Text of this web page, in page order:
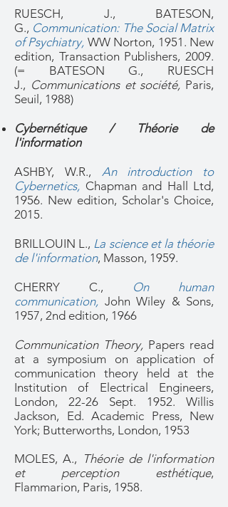
RUESCH, J., BATESON,
G., Communication: The Social Matrix
of Psychiatry, WW Norton, 1951. New
edition, Transaction Publishers, 2009.
(= BATESON G., RUESCH
J., Communications et société, Paris,
Seuil, 1988)
Cybernétique / Théorie de
l'information
ASHBY, W.R.,
An introduction to
Cybernetics, Chapman and Hall Ltd,
1956. New edition, Scholar's Choice,
2015.
BRILLOUIN L., La science et la théorie
de l'information, Masson, 1959.
CHERRY C., On human
communication, John Wiley & Sons,
1957, 2nd edition, 1966
Communication Theory, Papers read
at a symposium on application of
communication theory held at the
Institution of Electrical Engineers,
London, 22-26 Sept. 1952. Willis
Jackson, Ed. Academic Press, New
York; Butterworths, London, 1953
MOLES, A., Théorie de l'information
et perception esthétique,
Flammarion, Paris, 1958.